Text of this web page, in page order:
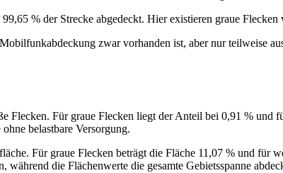
% der Strecke abgedeckt. Hier existieren graue
zwar vorhanden ist, aber nur teilweise
Flecken. Für graue Flecken liegt der Anteil bei 0,91 %
belastbare Versorgung.
Für graue Flecken beträgt die Fläche 11,07 % und
während die Flächenwerte die gesamte Gebietsspanne